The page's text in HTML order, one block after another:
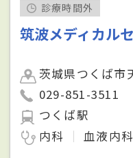
診療時間外
筑波メディカル
茨城県つくば市
029-851-3511
つくば駅
内科
血液内科